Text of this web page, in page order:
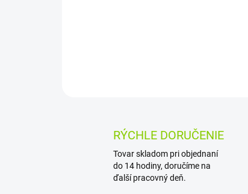
RÝCHLE DORUČENIE
Tovar skladom pri objednaní
do 14 hodiny, doručíme na
ďalší pracovný deň.